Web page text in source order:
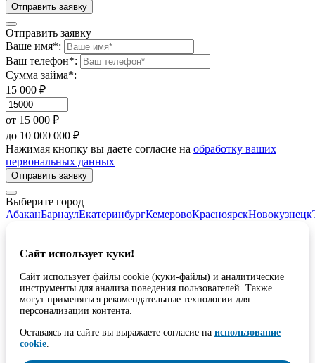
Отправить заявку
Отправить заявку
Ваше имя*:
Ваш телефон*:
Сумма займа*:
15 000 ₽
от 15 000 ₽
до 10 000 000 ₽
Нажимая кнопку вы даете согласие на обработку ваших
первональных данных
Отправить заявку
Выберите город
АбаканБарнаулЕкатеринбургКемеровоКрасноярскНовокузнецк
Сайт использует куки!
Сайт использует файлы cookie (куки-файлы) и аналитические
инструменты для анализа поведения пользователей. Также
могут применяться рекомендательные технологии для
персонализации контента.
Оставаясь на сайте вы выражаете согласие на использование
cookie